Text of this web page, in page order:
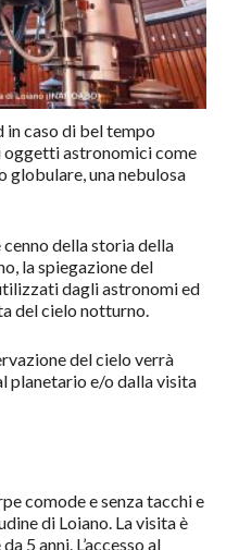
caso di bel tempo
oggetti astronomici come
globulare, una nebulosa
della storia della
la spiegazione del
dagli astronomi ed
del cielo notturno.
del cielo verrà
planetario e/o dalla visita
comode e senza tacchie
di Loiano. La visita è
5 anni. L’accesso al